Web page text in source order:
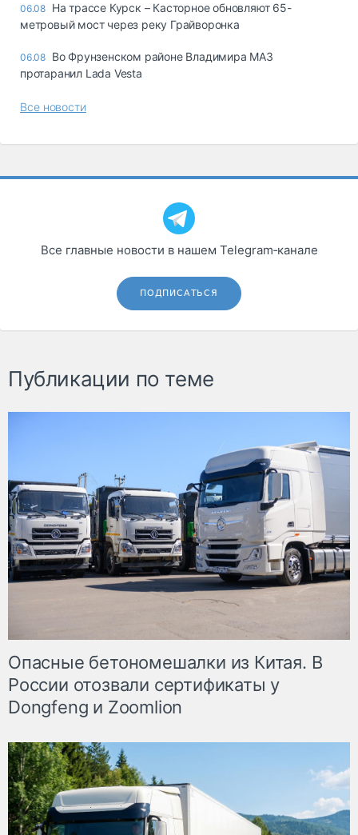
06.08 На трассе Курск – Касторное обновляют 65-
метровый мост через реку Грайворонка
06.08 Во Фрунзенском районе Владимира МАЗ
протаранил Lada Vesta
Все новости
Все главные новости в нашем Telegram‑канале
ПОДПИСАТЬСЯ
Публикации по теме
Опасные бетономешалки из Китая. В
России отозвали сертификаты у
Dongfeng и Zoomlion